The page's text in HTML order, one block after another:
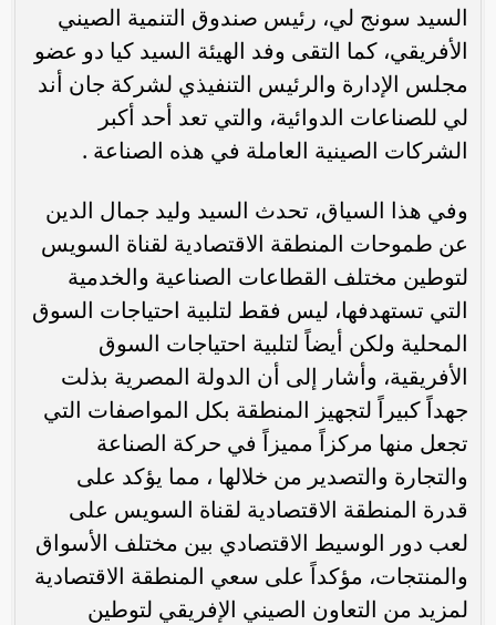
السيد سونج لي، رئيس صندوق التنمية الصيني
الأفريقي، كما التقى وفد الهيئة السيد كيا دو عضو
مجلس الإدارة والرئيس التنفيذي لشركة جان أند
لي للصناعات الدوائية، والتي تعد أحد أكبر
الشركات الصينية العاملة في هذه الصناعة .
وفي هذا السياق، تحدث السيد وليد جمال الدين
عن طموحات المنطقة الاقتصادية لقناة السويس
لتوطين مختلف القطاعات الصناعية والخدمية
التي تستهدفها، ليس فقط لتلبية احتياجات السوق
المحلية ولكن أيضاً لتلبية احتياجات السوق
الأفريقية، وأشار إلى أن الدولة المصرية بذلت
جهداً كبيراً لتجهيز المنطقة بكل المواصفات التي
تجعل منها مركزاً مميزاً في حركة الصناعة
والتجارة والتصدير من خلالها ، مما يؤكد على
قدرة المنطقة الاقتصادية لقناة السويس على
لعب دور الوسيط الاقتصادي بين مختلف الأسواق
والمنتجات، مؤكداً على سعي المنطقة الاقتصادية
لمزيد من التعاون الصيني الإفريقي لتوطين